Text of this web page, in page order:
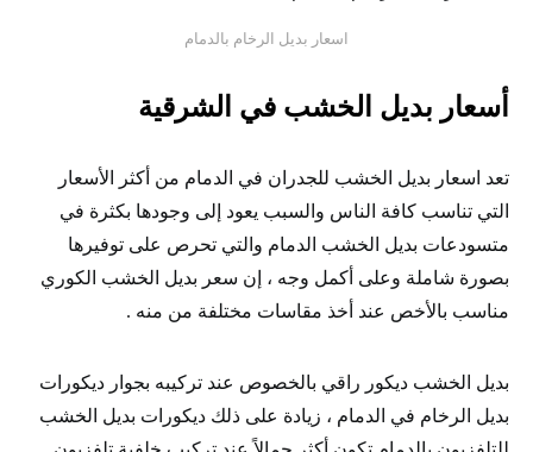
اسعار بديل الرخام بالدمام
أسعار بديل الخشب في الشرقية
تعد اسعار بديل الخشب للجدران في الدمام من أكثر الأسعار
التي تناسب كافة الناس والسبب يعود إلى وجودها بكثرة في
متسودعات بديل الخشب الدمام والتي تحرص على توفيرها
بصورة شاملة وعلى أكمل وجه ، إن سعر بديل الخشب الكوري
مناسب بالأخص عند أخذ مقاسات مختلفة من منه .
بديل الخشب ديكور راقي بالخصوص عند تركيبه بجوار ديكورات
بديل الرخام في الدمام ، زيادة على ذلك ديكورات بديل الخشب